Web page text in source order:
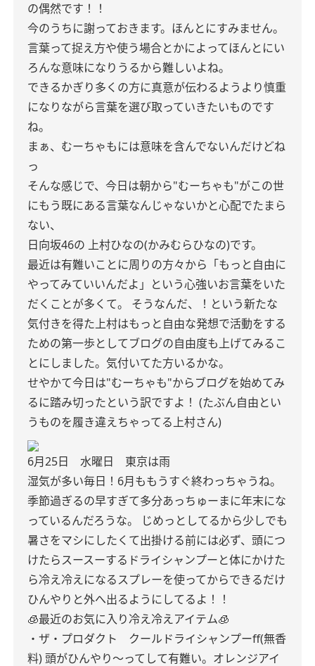
の偶然です！！
今のうちに謝っておきます。ほんとにすみません。
言葉って捉え方や使う場合とかによってほんとにい
ろんな意味になりうるから難しいよね。
できるかぎり多くの方に真意が伝わるようより慎重
になりながら言葉を選び取っていきたいものです
ね。
まぁ、むーちゃもには意味を含んでないんだけどね
っ
そんな感じで、今日は朝から"むーちゃも"がこの世
にもう既にある言葉なんじゃないかと心配でたまら
ない、
日向坂46の 上村ひなの(かみむらひなの)です。
最近は有難いことに周りの方々から「もっと自由に
やってみていいんだよ」という心強いお言葉をいた
だくことが多くて。
そうなんだ、！という新たな
気付きを得た上村はもっと自由な発想で活動をする
ための第一歩としてブログの自由度も上げてみるこ
とにしました。気付いてた方いるかな。
せやかて今日は"むーちゃも"からブログを始めてみ
るに踏み切ったという訳ですよ！ (たぶん自由とい
うものを履き違えちゃってる上村さん)
6月25日 水曜日 東京は雨
湿気が多い毎日！6月ももうすぐ終わっちゃうね。
季節過ぎるの早すぎて多分あっちゅーまに年末にな
っているんだろうな。
じめっとしてるから少しでも
暑さをマシにしたくて出掛ける前には必ず、頭につ
けたらスースーするドライシャンプーと体にかけた
ら冷え冷えになるスプレーを使ってからできるだけ
ひんやりと外へ出るようにしてるよ！！
🧊最近のお気に入り冷え冷えアイテム🧊
・ザ・プロダクト クールドライシャンプーff(無香
料)頭がひんやり〜ってして有難い。オレンジアイ